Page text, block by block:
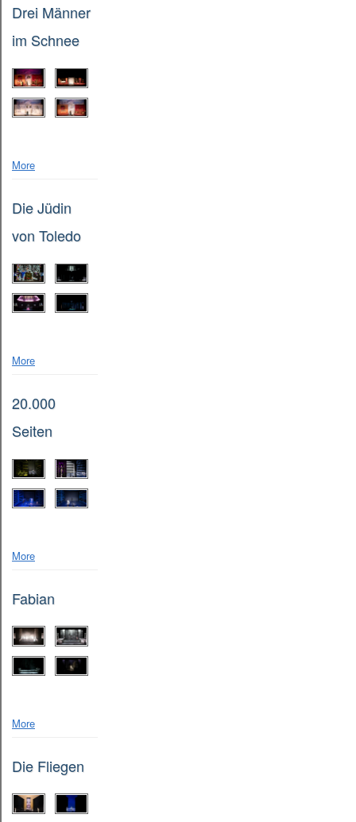
Drei Männer
im Schnee
More
Die Jüdin
von Toledo
More
20.000
Seiten
More
Fabian
More
Die Fliegen